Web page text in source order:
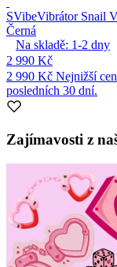
SVibeVibrátor Snail
Černá
Na skladě: 1-2 dny
2 990 Kč
2 990 Kč Nejnižší
posledních 30 dní.
Zajímavosti z